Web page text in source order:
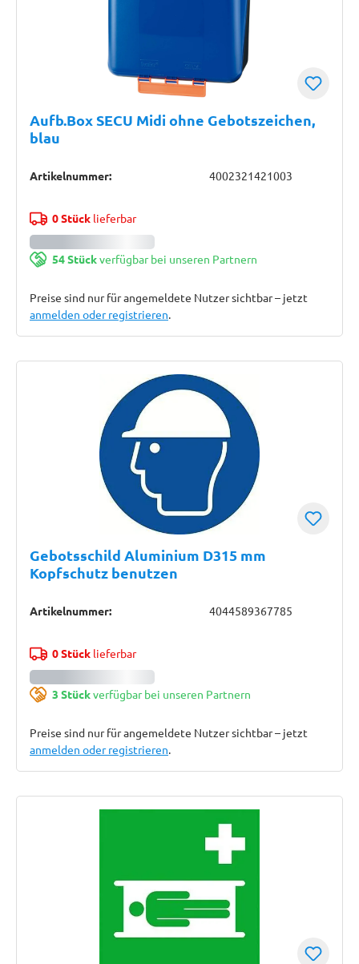
Aufb.Box SECU Midi ohne Gebotszeichen,
blau
Artikelnummer: 4002321421003
0 Stücklieferbar
54 Stückverfügbar bei unseren Partnern
Preise sind nur für angemeldete Nutzer sichtbar – jetzt
anmelden oder registrieren.
Gebotsschild Aluminium D315 mm
Kopfschutz benutzen
Artikelnummer: 4044589367785
0 Stücklieferbar
3 Stückverfügbar bei unseren Partnern
Preise sind nur für angemeldete Nutzer sichtbar – jetzt
anmelden oder registrieren.